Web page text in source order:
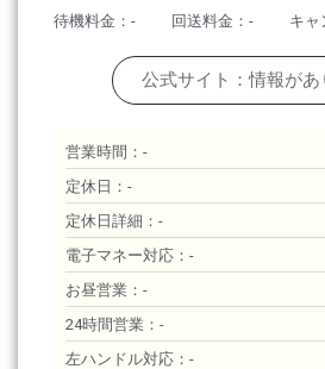
待機料金：- 回送料金：- キャ
公式サイト：情報があ
営業時間：-
定休日：-
定休日詳細：-
電子マネー対応：-
お昼営業：-
24時間営業：-
左ハンドル対応：-